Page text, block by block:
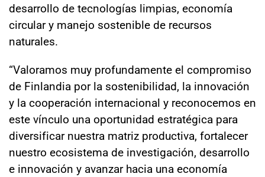
desarrollo de tecnologías limpias, economía
circular y manejo sostenible de recursos
naturales.
“Valoramos muy profundamente el compromiso
de Finlandia por la sostenibilidad, la innovación
y la cooperación internacional y reconocemos en
este vínculo una oportunidad estratégica para
diversificar nuestra matriz productiva, fortalecer
nuestro ecosistema de investigación, desarrollo
e innovación y avanzar hacia una economía